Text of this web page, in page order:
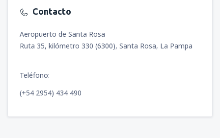
Contacto
Aeropuerto de Santa Rosa
Ruta 35, kilómetro 330 (6300), Santa Rosa, La Pampa
Teléfono:
(+54 2954) 434 490